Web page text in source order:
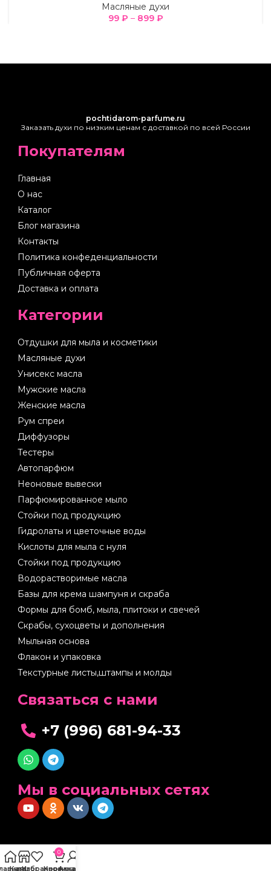
Масляные духи
99 ₽ – 899 ₽
pochtidarom-parfume.ru
Заказать духи по низким ценам с доставкой по всей России
Покупателям
Главная
О нас
Каталог
Блог магазина
Контакты
Политика конфеденциальности
Публичная оферта
Доставка и оплата
Категории
Отдушки для мыла и косметики
Масляные духи
Унисекс масла
Мужские масла
Женские масла
Рум спреи
Диффузоры
Тестеры
Автопарфюм
Неоновые вывески
Парфюмированное мыло
Стойки под продукцию
Гидролаты и цветочные воды
Кислоты для мыла с нуля
Стойки под продукцию
Водорастворимые масла
Базы для крема шампуня и скраба
Формы для бомб, мыла, плитоки и свечей
Скрабы, сухоцветы и дополнения
Мыльная основа
Флакон и упаковка
Текстурные листы,штампы и молды
Cвязаться с нами
+7 (996) 681-94-33
Мы в социальных сетях
Каталог
Избранное
0
Корзина
Аккаунт